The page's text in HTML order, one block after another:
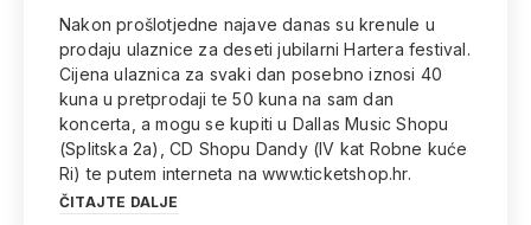
Nakon prošlotjedne najave danas su krenule u
prodaju ulaznice za deseti jubilarni Hartera festival.
Cijena ulaznica za svaki dan posebno iznosi 40
kuna u pretprodaji te 50 kuna na sam dan
koncerta, a mogu se kupiti u Dallas Music Shopu
(Splitska 2a), CD Shopu Dandy (IV kat Robne kuće
Ri) te putem interneta na www.ticketshop.hr.
ČITAJTE DALJE